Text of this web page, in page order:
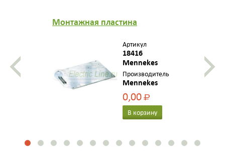
Mонтажная пластина
Артикул
18416
Mennekes
Производитель
Mennekes
0,00Р
В корзину